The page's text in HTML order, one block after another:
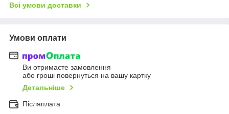
Всі умови доставки
Умови оплати
Ви отримаєте замовлення
або гроші повернуться на вашу картку
Детальніше
Післяплата